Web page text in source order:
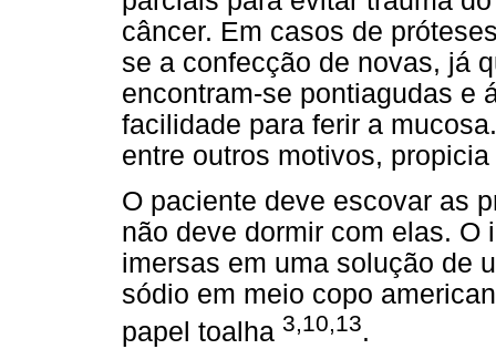
câncer. Em casos de
se a confecção de novas, já
encontram-se pontiagudas e
facilidade para ferir a
entre outros motivos,
O paciente deve escovar as
não deve dormir com elas. O
imersas em uma solução de
sódio em meio copo
papel toalha 3,10,13.